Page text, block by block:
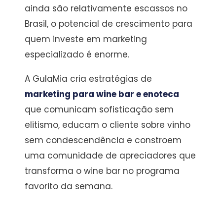
ainda são relativamente escassos no
Brasil, o potencial de crescimento para
quem investe em marketing
especializado é enorme.
A GulaMia cria estratégias de
marketing para wine bar e enoteca
que comunicam sofisticação sem
elitismo, educam o cliente sobre vinho
sem condescendência e constroem
uma comunidade de apreciadores que
transforma o wine bar no programa
favorito da semana.